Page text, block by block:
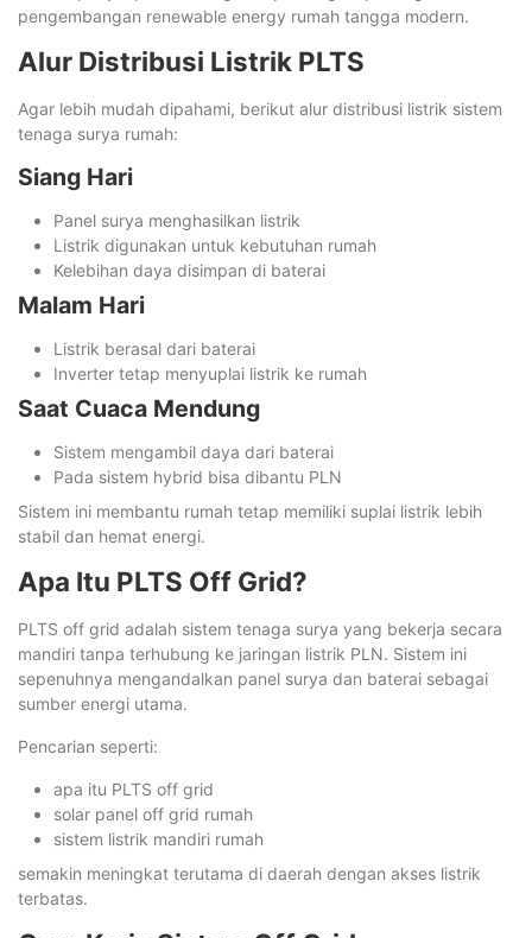
pengembangan renewable energy rumah tangga modern.
Alur Distribusi Listrik PLTS
Agar lebih mudah dipahami, berikut alur distribusi listrik sistem
tenaga surya rumah:
Siang Hari
Panel surya menghasilkan listrik
Listrik digunakan untuk kebutuhan rumah
Kelebihan daya disimpan di baterai
Malam Hari
Listrik berasal dari baterai
Inverter tetap menyuplai listrik ke rumah
Saat Cuaca Mendung
Sistem mengambil daya dari baterai
Pada sistem hybrid bisa dibantu PLN
Sistem ini membantu rumah tetap memiliki suplai listrik lebih
stabil dan hemat energi.
Apa Itu PLTS Off Grid?
PLTS off grid adalah sistem tenaga surya yang bekerja secara
mandiri tanpa terhubung ke jaringan listrik PLN. Sistem ini
sepenuhnya mengandalkan panel surya dan baterai sebagai
sumber energi utama.
Pencarian seperti:
apa itu PLTS off grid
solar panel off grid rumah
sistem listrik mandiri rumah
semakin meningkat terutama di daerah dengan akses listrik
terbatas.